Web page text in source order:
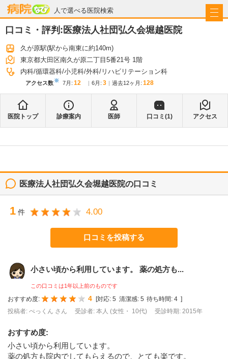
人で選べる医院検索
病院なび
口コミ・評判:医療法人社団弘久会堀越医院
久が原駅(駅から南東に約140m)
東京都大田区南久が原二丁目5番21号 1階
内科 循環器科 小児科 外科 リハビリテーション科
アクセス数※ 7月 : 12 6月 : 3 過去12ヶ月: 128
医院トップ 診療案内 医師 口コミ(1) アクセス
医療法人社団弘久会堀越医院の口コミ
1 件 4.00
口コミを投稿する
小さい頃から利用しています。 薬の処方も...
この口コミは1年以上前のものです
おすすめ度: 4 [対応: 5 清潔感: 5 待ち時間: 4 ]
投稿者: ぺっくん さん
受診者: 本人 (女性・ 10代) 受診時期: 2015年
おすすめ度:
小さい頃から利用しています。
薬の処方も院内でしてもらえるので、とても楽です。